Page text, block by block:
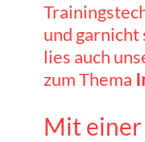
und garnicht
lies auch
zum Thema
Mit einer